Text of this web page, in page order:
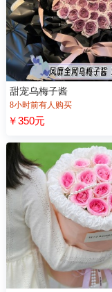
甜宠乌梅子酱
8小时前有人购买
￥350元